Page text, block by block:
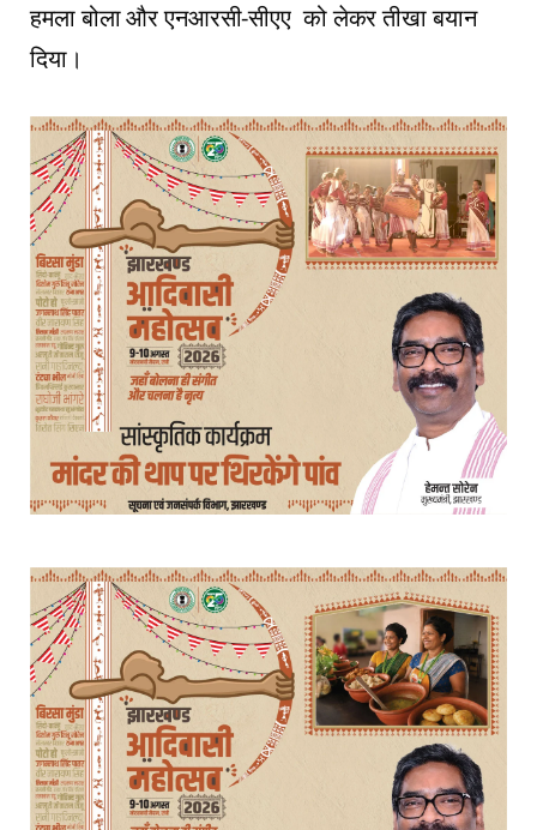
हमला बोला और एनआरसी-सीएए को लेकर तीखा बयान
दिया।